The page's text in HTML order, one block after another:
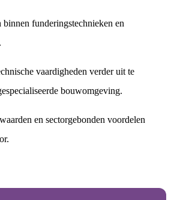
funderingstechnieken en
vaardigheden verder uit te
bouwomgeving.
en sectorgebonden voordelen